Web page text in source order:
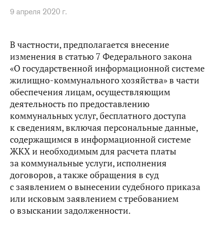
9 апреля 2020 г.
В частности, предполагается внесение
изменения в статью 7 Федерального закона
«О государственной информационной системе
жилищно-коммунального хозяйства» в части
обеспечения лицам, осуществляющим
деятельность по предоставлению
коммунальных услуг, бесплатного доступа
к сведениям, включая персональные данные,
содержащимся в информационной системе
ЖКХ и необходимым для расчета платы
за коммунальные услуги, исполнения
договоров, а также обращения в суд
с заявлением о вынесении судебного приказа
или исковым заявлением с требованием
о взыскании задолженности.